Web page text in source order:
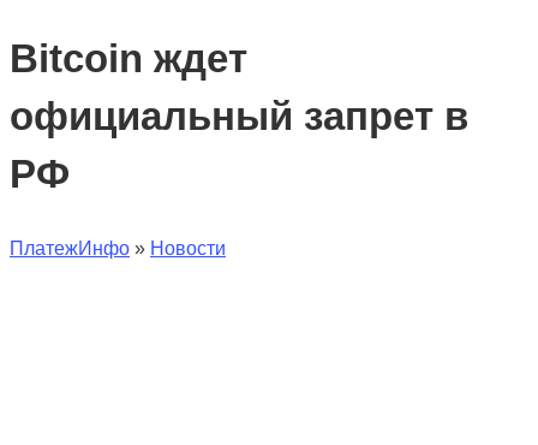
Bitcoin ждет
официальный запрет в
РФ
ПлатежИнфо » Новости